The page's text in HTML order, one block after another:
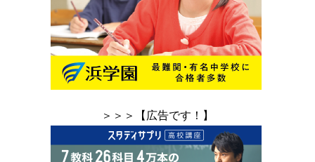
＞＞＞【広告です！】